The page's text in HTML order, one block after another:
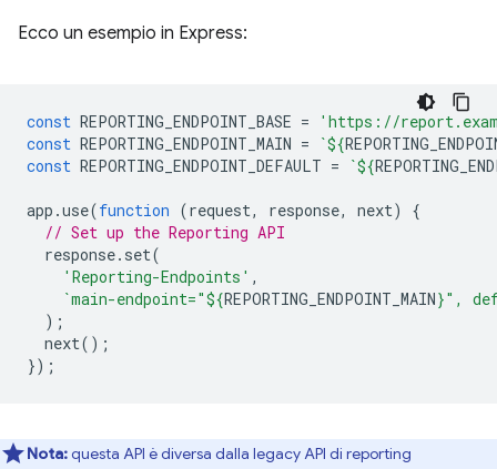
Ecco un esempio in Express:
const REPORTING_ENDPOINT_BASE =
'https://
const REPORTING_ENDPOINT_MAIN = `${
const REPORTING_ENDPOINT_DEFAULT = `${
app .use(function (request, response, next)
{
// Set up the Reporting API
response. set(
'Reporting-Endpoints' ,
`main-endpoint="${REPORTING_ENDPOINT_MAIN}",
);
next();
});
Nota:questa API è diversa dalla legacy API di reporting